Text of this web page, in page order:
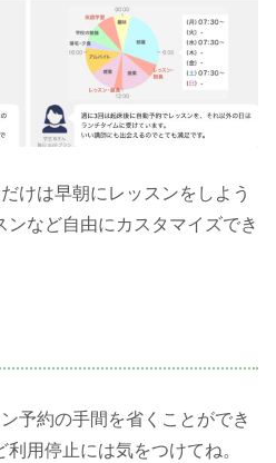
けは早朝にレッスンをしよう
ンなど自由にカスタマイズでき
予約の手間を省くことができ
用停止には気をつけてね。